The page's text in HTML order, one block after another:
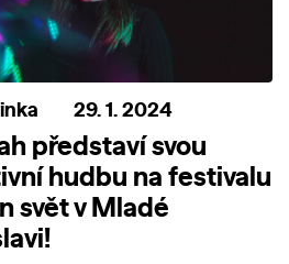
29. 1. 2024
představí svou
hudbu na festivalu
svět v Mladé